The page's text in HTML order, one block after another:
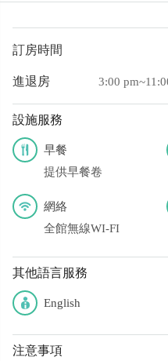
訂房時間
進退房 3:00
設施服務
早餐
提供早餐卷
網絡
全館無線WI-FI
其他語言服務
English
注意事項